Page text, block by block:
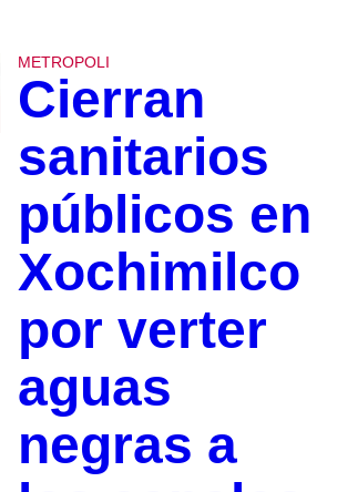
METROPOLI
Cierran
sanitarios
públicos en
Xochimilco
por verter
aguas
negras a